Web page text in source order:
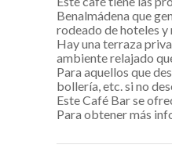
Benalmádena que
rodeado de hoteles y
Hay una terraza
ambiente relajado
Para aquellos que
bollería, etc. si no
Este Café Bar se
Para obtener más